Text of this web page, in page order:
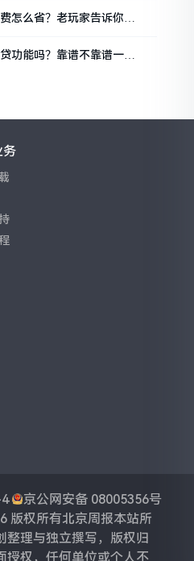
怎么省？老玩家告诉你几
功能吗？靠谱不靠谱一文
务
京公网安备 08005356号
版权所有北京周报本站所
整理与独立撰写，版权归
授权，任何单位或个人不